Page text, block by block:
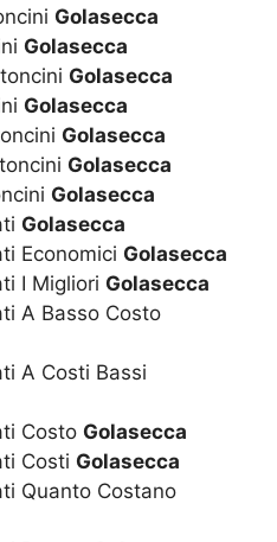
Golasecca
Golasecca
Golasecca
Golasecca
Golasecca
Golasecca
Golasecca
Golasecca
Economici Golasecca
I Migliori Golasecca
A Basso Costo
A Costi Bassi
Costo Golasecca
Costi Golasecca
Quanto Costano